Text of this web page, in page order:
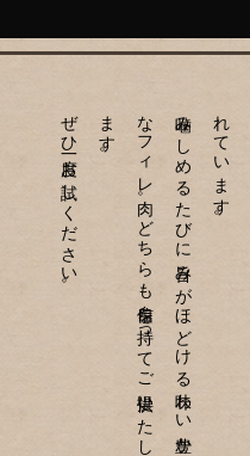
。
噛み
し
め
る
た
び
に
旨み
が
ほ
ど
け
る
味わ
い
豊か
な
フ
ィ
レ
肉。
ど
ち
ら
も
自信を
持っ
て
ご
提供い
た
し
ま
す
。
ぜひ一度お試しください。